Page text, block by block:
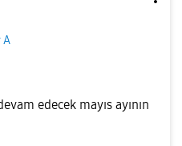
A
edecek mayıs ayının